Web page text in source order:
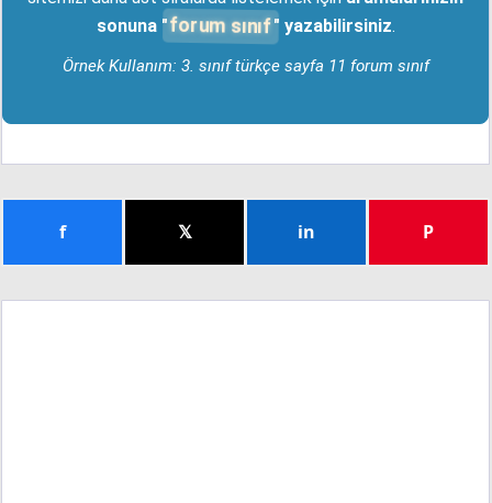
sonuna " forum sınıf " yazabilirsiniz.
Örnek Kullanım: 3. sınıf türkçe sayfa 11 forum sınıf
f 𝕏 in P